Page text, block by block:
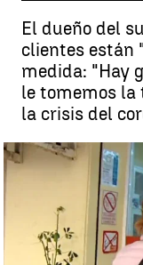
El dueño del
clientes están
medida: "Hay
le tomemos
la crisis del
Un supermercado